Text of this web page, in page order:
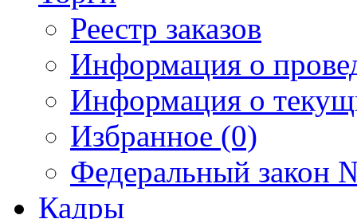
Реестр заказов
Информация о
Информация о
Избранное (0)
Федеральный закон
Кадры